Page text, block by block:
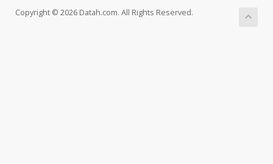
Copyright © 2026 Datah.com. All Rights Reserved.